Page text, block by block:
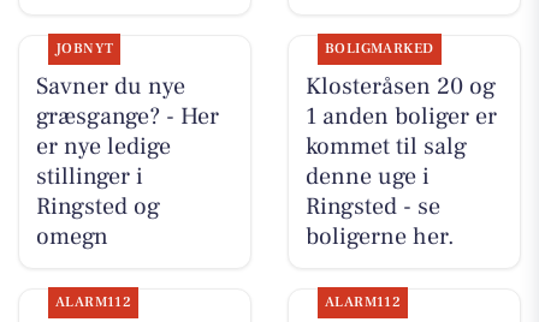
JOBNYT
Savner du nye
græsgange? - Her
er nye ledige
stillinger i
Ringsted og
omegn
BOLIGMARKED
Klosteråsen 20 og
1 anden boliger er
kommet til salg
denne uge i
Ringsted - se
boligerne her.
ALARM112 ALARM112